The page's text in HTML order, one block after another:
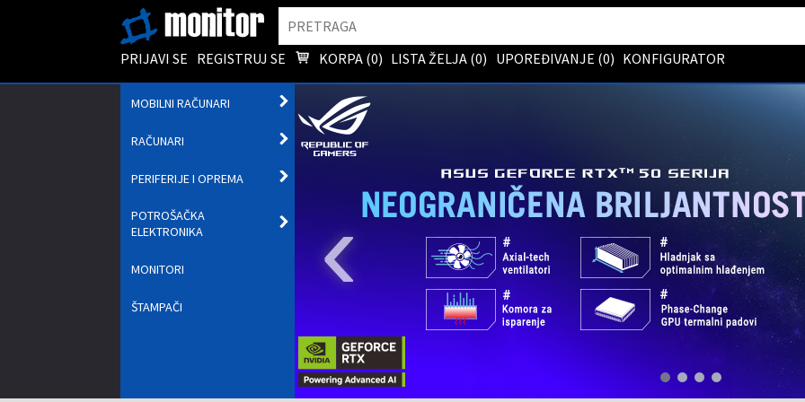
PRIJAVI SE REGISTRUJ SE KORPA (0) LISTA ŽELJA (0) UPOREĐIVANJE (0) KONFIGURATOR
MOBILNI RAČUNARI
PODMENI
RAČUNARI
OTVORI
PODMENI
PERIFERIJE I OPREMA
POTROŠAČKA
ELEKTRONIKA
MONITORI
ŠTAMPAČI ‹